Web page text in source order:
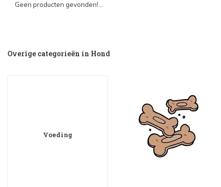
Geen producten gevonden!...
Overige categorieën in Hond
Voeding